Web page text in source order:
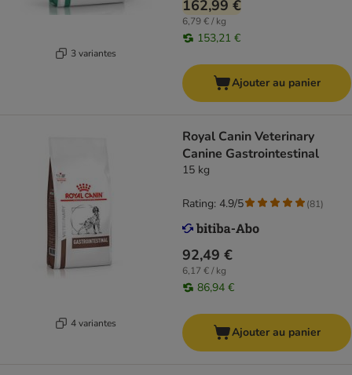
3 variantes
162,99 €
6,79 € / kg
153,21 €
Ajouter au panier
4 variantes
Royal Canin Veterinary
Canine Gastrointestinal
15 kg
92,49 €
6,17 € / kg
86,94 €
Rating: 4.9/5 (81)
Ajouter au panier